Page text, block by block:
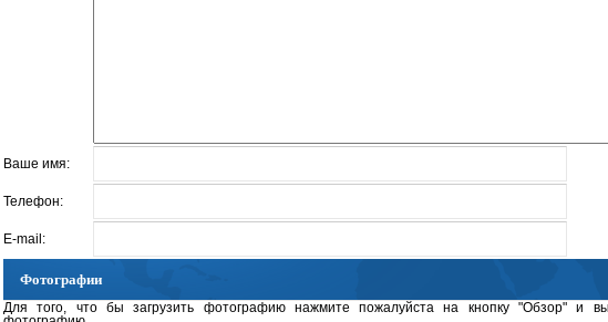
Ваше имя:
Телефон:
E-mail:
Фотографии
Для того, что бы загрузить фотографию нажмите пожалуйста на кнопку "Обзор" и